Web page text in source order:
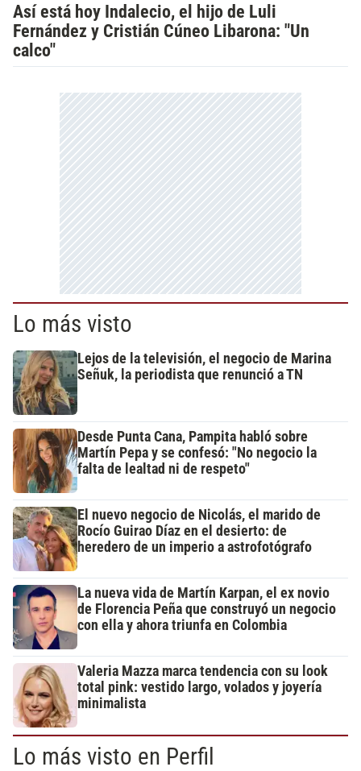
Así está hoy Indalecio, el hijo de Luli
Fernández y Cristián Cúneo Libarona: "Un
calco"
Lo más visto
Lejos de la televisión, el negocio de Marina
Señuk, la periodista que renunció a TN
Desde Punta Cana, Pampita habló sobre
Martín Pepa y se confesó: "No negocio la
falta de lealtad ni de respeto"
El nuevo negocio de Nicolás, el marido de
Rocío Guirao Díaz en el desierto: de
heredero de un imperio a astrofotógrafo
La nueva vida de Martín Karpan, el ex novio
de Florencia Peña que construyó un negocio
con ella y ahora triunfa en Colombia
Valeria Mazza marca tendencia con su look
total pink: vestido largo, volados y joyería
minimalista
Lo más visto en Perfil